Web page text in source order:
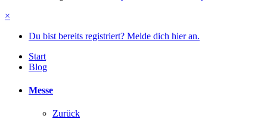
×
Du bist bereits registriert? Melde dich hier an.
Start
Blog
Messe
Zurück